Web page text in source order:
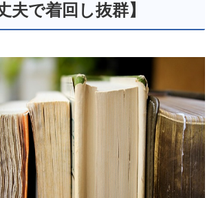
夫で着回し抜群】